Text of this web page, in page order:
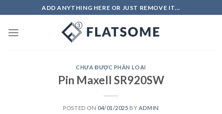
to
content
ADD ANYTHING HERE OR JUST REMOVE IT...
CHƯA ĐƯỢC PHÂN LOẠI
Pin Maxell SR920SW
POSTED ON 04/01/2025 BY ADMIN